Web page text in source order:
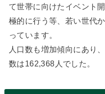
て世帯に向けたイベント
極的に行う等、若い世代
っています。
人口数も増加傾向にあり
数は162,368人でした。